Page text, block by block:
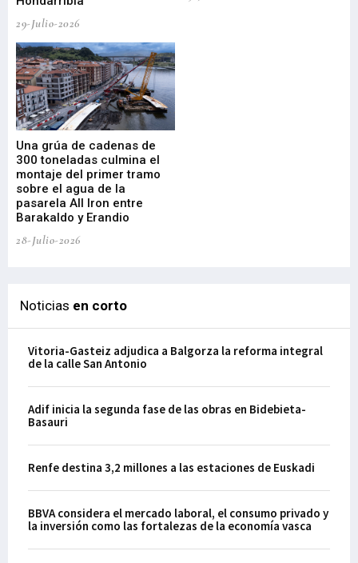
29-Julio-2026
Una grúa de cadenas de
300 toneladas culmina el
montaje del primer tramo
sobre el agua de la
pasarela All Iron entre
Barakaldo y Erandio
28-Julio-2026
Noticias en corto
Vitoria-Gasteiz adjudica a Balgorza la reforma integral
de la calle San Antonio
Adif inicia la segunda fase de las obras en Bidebieta-
Basauri
Renfe destina 3,2 millones a las estaciones de Euskadi
BBVA considera el mercado laboral, el consumo privado y
la inversión como las fortalezas de la economía vasca